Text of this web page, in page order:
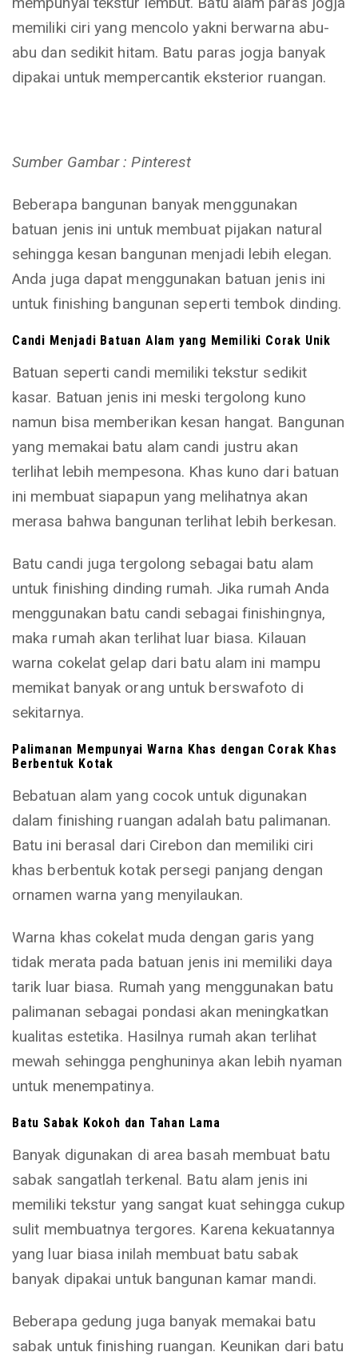
memiliki ciri yang mencolo yakni berwarna abu-
abu dan sedikit hitam. Batu paras jogja banyak
dipakai untuk mempercantik eksterior ruangan.
Sumber Gambar : Pinterest
Beberapa bangunan banyak menggunakan
batuan jenis ini untuk membuat pijakan natural
sehingga kesan bangunan menjadi lebih elegan.
Anda juga dapat menggunakan batuan jenis ini
untuk finishing bangunan seperti tembok dinding.
Candi Menjadi Batuan Alam yang Memiliki Corak Unik
Batuan seperti candi memiliki tekstur sedikit
kasar. Batuan jenis ini meski tergolong kuno
namun bisa memberikan kesan hangat. Bangunan
yang memakai batu alam candi justru akan
terlihat lebih mempesona. Khas kuno dari batuan
ini membuat siapapun yang melihatnya akan
merasa bahwa bangunan terlihat lebih berkesan.
Batu candi juga tergolong sebagai batu alam
untuk finishing dinding rumah. Jika rumah Anda
menggunakan batu candi sebagai finishingnya,
maka rumah akan terlihat luar biasa. Kilauan
warna cokelat gelap dari batu alam ini mampu
memikat banyak orang untuk berswafoto di
sekitarnya.
Palimanan Mempunyai Warna Khas dengan Corak Khas
Berbentuk Kotak
Bebatuan alam yang cocok untuk digunakan
dalam finishing ruangan adalah batu palimanan.
Batu ini berasal dari Cirebon dan memiliki ciri
khas berbentuk kotak persegi panjang dengan
ornamen warna yang menyilaukan.
Warna khas cokelat muda dengan garis yang
tidak merata pada batuan jenis ini memiliki daya
tarik luar biasa. Rumah yang menggunakan batu
palimanan sebagai pondasi akan meningkatkan
kualitas estetika. Hasilnya rumah akan terlihat
mewah sehingga penghuninya akan lebih nyaman
untuk menempatinya.
Batu Sabak Kokoh dan Tahan Lama
Banyak digunakan di area basah membuat batu
sabak sangatlah terkenal. Batu alam jenis ini
memiliki tekstur yang sangat kuat sehingga cukup
sulit membuatnya tergores. Karena kekuatannya
yang luar biasa inilah membuat batu sabak
banyak dipakai untuk bangunan kamar mandi.
Beberapa gedung juga banyak memakai batu
sabak untuk finishing ruangan. Keunikan dari batu